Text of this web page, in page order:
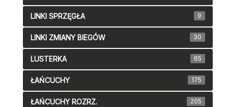
LINKI SPRZĘGŁA 9
LINKI ZMIANY BIEGÓW 30
LUSTERKA 65
ŁAŃCUCHY 175
ŁAŃCUCHY ROZRZ. 205